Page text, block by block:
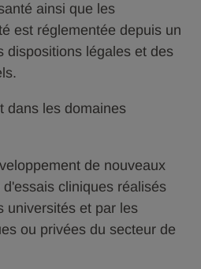
ainsi que les
est réglementée depuis un
dispositions légales et des
dans les domaines
de nouveaux
cliniques réalisés
universités et par les
ou privées du secteur de